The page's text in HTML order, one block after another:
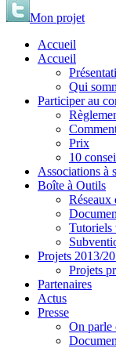
Mon projet
Accueil
Accueil
Qui
Participer au
Prix
10
Associations à
Boîte à Outils
Réseaux
Tutoriels
Projets 2013/
Projets
Partenaires
Actus
Presse
On parle